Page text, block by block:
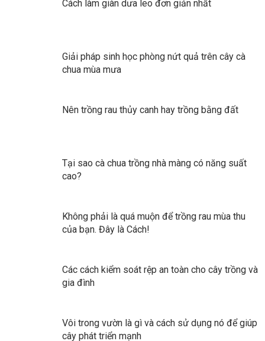
Cách làm giàn dưa leo đơn giản nhất
Giải pháp sinh học phòng nứt quả trên cây cà
chua mùa mưa
Nên trồng rau thủy canh hay trồng bằng đất
Tại sao cà chua trồng nhà màng có năng suất
cao?
Không phải là quá muộn để trồng rau mùa thu
của bạn. Đây là Cách!
Các cách kiểm soát rệp an toàn cho cây trồng và
gia đình
Vôi trong vườn là gì và cách sử dụng nó để giúp
cây phát triển mạnh